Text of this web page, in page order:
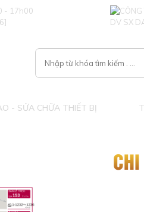
- 17h00
- SỬA CHỮA THIẾT BỊ